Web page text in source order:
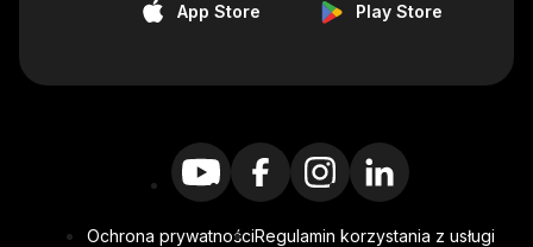
App Store Play Store
Ochrona prywatnościRegulamin korzystania z usługi